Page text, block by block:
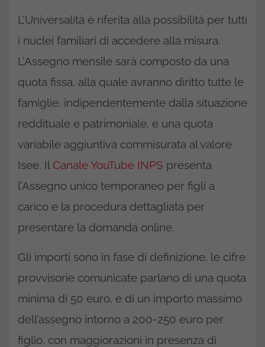
L’Universalità è riferita alla possibilità per tutti
i nuclei familiari di accedere alla misura.
L’Assegno mensile sarà composto da una
quota fissa, alla quale avranno diritto tutte le
famiglie, indipendentemente dalla situazione
reddituale e patrimoniale, e una quota
variabile aggiuntiva commisurata al valore
Isee. Il Canale YouTube INPS presenta
l’Assegno unico temporaneo per figli a
carico e la procedura dettagliata per
presentare la domanda online.
Gli importi sono in fase di definizione, le cifre
provvisorie comunicate parlano di una quota
minima di 50 euro, e di un importo massimo
dell’assegno intorno a 200-250 euro per
figlio, con maggiorazioni in presenza di